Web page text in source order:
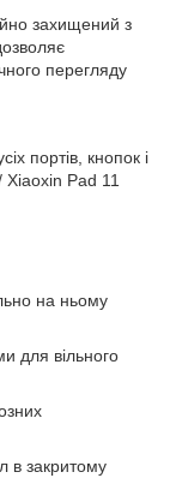
захищений з
перегляду
портів, кнопок і
Pad 11
на ньому
для вільного
в закритому